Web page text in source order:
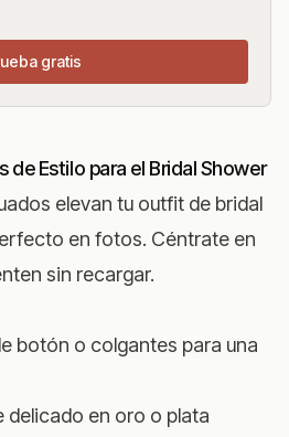
gratis
de Estilo para el Bridal Shower
elevan tu outfit de bridal
en fotos. Céntrate en
sin recargar.
botón o colgantes para una
delicado en oro o plata